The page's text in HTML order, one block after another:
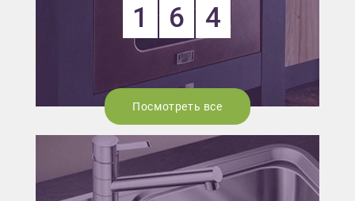
1 6 4
Посмотреть все